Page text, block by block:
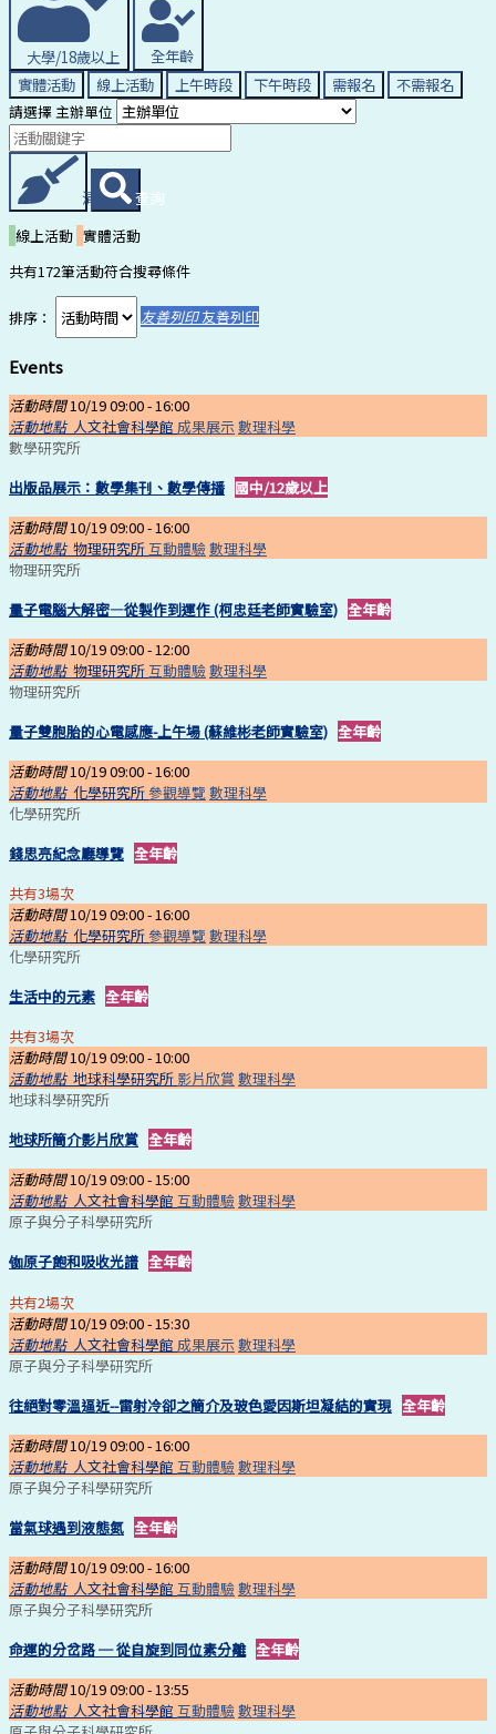
大學/18歲以上
全年齡
實體活動
線上活動 上午時段 下午時段 需報名
不需報名
請選擇 主辦單位
清除條件查詢
線上活動 實體活動
共有172筆活動符合搜尋條件
排序： 友善列印友善列印
Events
活動時間10/19 09:00 -16:00
活動地點 人文社會科學館 成果展示 數理科學
數學研究所
出版品展示：數學集刊、數學傳播 國中/12歲以上
活動時間10/19 09:00 -16:00
活動地點 物理研究所 互動體驗數理科學
物理研究所
量子電腦大解密—從製作到運作 (柯忠廷老師實驗室) 全年齡
活動時間10/19 09:00 -12:00
活動地點 物理研究所 互動體驗數理科學
物理研究所
量子雙胞胎的心電感應-上午場 (蘇維彬老師實驗室) 全年齡
活動時間10/19 09:00 -16:00
活動地點 化學研究所參觀導覽 數理科學
化學研究所
錢思亮紀念廳導覽 全年齡
共有3場次
活動時間10/19 09:00 -16:00
活動地點 化學研究所參觀導覽 數理科學
化學研究所
生活中的元素 全年齡
共有3場次
活動時間10/19 09:00 -10:00
活動地點 地球科學研究所 影片欣賞 數理科學
地球科學研究所
地球所簡介影片欣賞 全年齡
活動時間10/19 09:00 -15:00
活動地點 人文社會科學館 互動體驗數理科學
原子與分子科學研究所
铷原子飽和吸收光譜 全年齡
共有2場次
活動時間10/19 09:00 -15:30
活動地點 人文社會科學館 成果展示 數理科學
原子與分子科學研究所
往絕對零溫逼近--雷射冷卻之簡介及玻色愛因斯坦凝結的實現 全年齡
活動時間10/19 09:00 -16:00
活動地點 人文社會科學館 互動體驗數理科學
原子與分子科學研究所
當氣球遇到液態氮 全年齡
活動時間10/19 09:00 -16:00
活動地點 人文社會科學館 互動體驗數理科學
原子與分子科學研究所
命運的分岔路 ─ 從自旋到同位素分離 全年齡
活動時間10/19 09:00 -13:55
活動地點 人文社會科學館 互動體驗數理科學